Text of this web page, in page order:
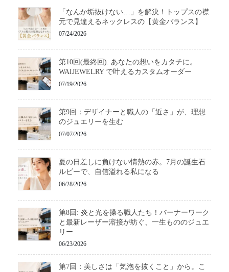
「なんか垢抜けない…」を解決！トップスの襟
元で見違えるネックレスの【黄金バランス】
07/24/2026
第10回(最終回): あなたの想いをカタチに。
WAIJEWELRY で叶えるカスタムオーダー
07/19/2026
第9回：デザイナーと職人の「近さ」が、理想
のジュエリーを生む
07/07/2026
夏の日差しに負けない情熱の赤。7月の誕生石
ルビーで、自信溢れる私になる
06/28/2026
第8回: 炎と光を操る職人たち！バーナーワーク
と最新レーザー溶接が紡ぐ、一生もののジュエ
リー
06/23/2026
第7回：美しさは「気泡を抜くこと」から。こ